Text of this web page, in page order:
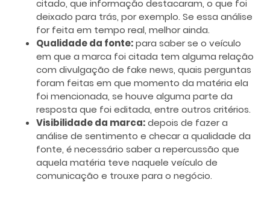
citado, que informação destacaram, o que foi
deixado para trás, por exemplo. Se essa análise
for feita em tempo real, melhor ainda.
Qualidade da fonte:para saber se o veículo
em que a marca foi citada tem alguma relação
com divulgação de fake news, quais perguntas
foram feitas em que momento da matéria ela
foi mencionada, se houve alguma parte da
resposta que foi editada, entre outros critérios.
Visibilidade da marca:depois de fazer a
análise de sentimento e checar a qualidade da
fonte, é necessário saber a repercussão que
aquela matéria teve naquele veículo de
comunicação e trouxe para o negócio.